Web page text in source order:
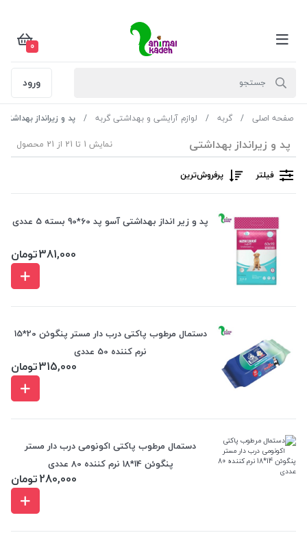
0
ورود
صفحه اصلی گربه لوازم آرایشی و بهداشتی گربه پد و زیرانداز بهداشتی
پد و زیرانداز بهداشتی نمایش 1 تا 21 از 21 محصول
فیلتر پرفروش‌ترین‌
پد و زیر انداز بهداشتی آسو پد 60*90 بسته 5 عددی
381,000تومان
دستمال مرطوب پاکتی درب دار مستر پنگوئن 20*15
نرم کننده 50 عددی
315,000تومان
دستمال مرطوب پاکتی اکونومی درب دار مستر
پنگوئن 14*18 نرم کننده 80 عددی
280,000تومان